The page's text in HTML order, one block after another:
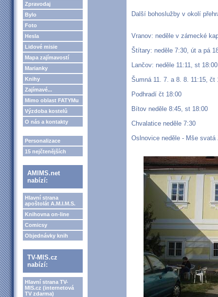
Zpravodaj
Bylo
Foto
Hesla
Lidové misie
Mapa zajímavostí
Marianky
Knihy
Zajímavé...
Mimo oblast FATYMu
Výzdoba kostelů
O nás a kontakty
Personalizace
15 nejčtenějších
AMIMS.net
nabízí:
Hlavní strana
apoštolát A.M.I.M.S.
Knihovna on-line
Comicsy
Objednávky knih
TV-MIS.cz
nabízí:
Hlavní strana TV-
MIS.cz (internetová
TV zdarma)
Další bohoslužby v okolí
Vranov: neděle v zámecké
Štítary: neděle 7:30, út a pá
Lančov: neděle 11:11, st 18:00
Šumná 11. 7. a 8. 8. 11:15, čt
Podhradí čt 18:00
Bítov neděle 8:45, st 18:00
Chvalatice neděle 7:30
Oslnovice neděle - Mše svatá